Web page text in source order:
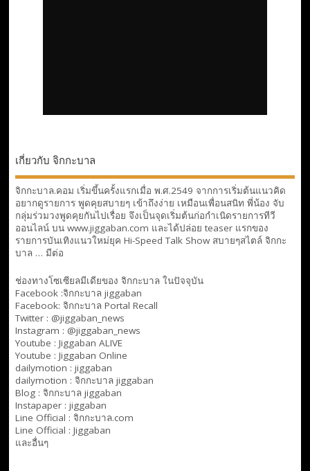
เกี่ยวกับ จิกกะบาล
จิกกะบาล.คอม เริ่มขึ้นครั้งแรกเมื่อ พ.ศ.2549 จากการเริ่มต้นแนวคิด
อยากดูรายการ พูดคุยสบายๆ เข้าถึงง่าย เหมือนเพื่อนสนิท พี่น้อง จับ
กลุ่มร่วมวงพูดคุยกันไปเรื่อย จึงเป็นจุดเริ่มต้นก่อกำเนิดรายการทีวี
ออนไลน์ บน www.jiggaban.com และได้ปล่อย teaser แรกของ
รายการบันเทิงแนวใหม่ยุค Hi-Speed Talk Show สบายๆสไตล์ จิกกะ
บาล … มีต่อ
ช่องทางโซเซียลมีเดียของ จิกกะบาล ในปัจจุบัน
Facebook :จิกกะบาล jiggaban
Facebook: จิกกะบาล Portal Recall
Twitter : @jiggaban_news
Instagram : @jiggaban_news
Youtube : Jiggaban ALIVE
Youtube : Jiggaban Online
dailymotion : jiggaban
dailymotion : จิกกะบาล jiggaban
Blog : จิกกะบาล jiggaban
Instapaper : jiggaban
Line Official : จิกกะบาล.com
Line Official : Jiggaban
และอื่นๆ